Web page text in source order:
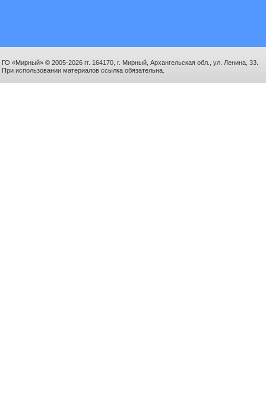
ГО «Мирный» © 2005-2026 гг. 164170, г. Мирный, Архангельская обл., ул. Ленина, 33.
При использовании материалов ссылка обязательна.